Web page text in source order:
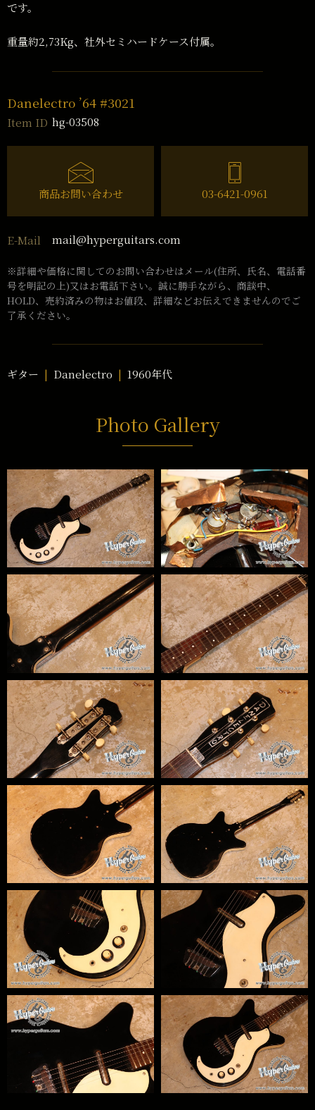
です。
重量約2,73Kg、社外セミハードケース付属。
Danelectro ’64 #3021
Item ID hg-03508
商品お問い合わせ 03-6421-0961
E-Mail mail@hyperguitars.com
※詳細や価格に関してのお問い合わせはメール(住所、氏名、電話番
号を明記の上)又はお電話下さい。誠に勝手ながら、商談中、
HOLD、売約済みの物はお値段、詳細などお伝えできませんのでご
了承ください。
ギター Danelectro 1960年代
Photo Gallery